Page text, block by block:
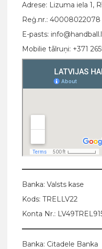
Adrese: Lizuma iela 1,
Reģ.nr.: 40008022078
E-pasts:
Mobilie tālruņi: +371
Banka: Valsts kase
Kods: TRELLV22
Konta Nr.:
Banka: Citadele Banka